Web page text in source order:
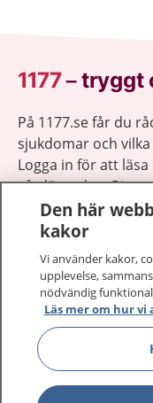
1177–tryggt
På 1177.se får du
sjukdomar och
Logga in för att
vårdärenden. Ring
1177 ger dig råd
1177 på flera språk
Om 1177
Den här
kakor
Vi använder kakor,
upplevelse,
nödvändig
Läs mer om hur